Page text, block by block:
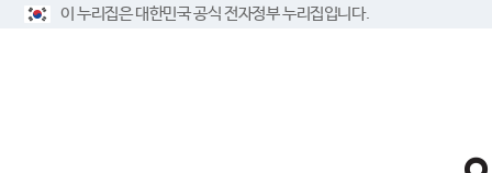
이 누리집은 대한민국 공식 전자정부 누리집입니다.